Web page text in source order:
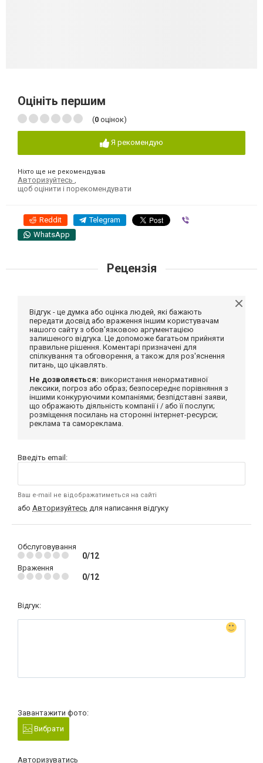
Оцініть першим
(0 оцінок)
Я рекомендую
Ніхто ще не рекомендував
Авторизуйтесь
щоб оцінити і порекомендувати
Reddit Telegram
WhatsApp
Рецензія
Відгук - це думка або оцінка людей, які бажають
передати досвід або враження іншим користувачам
нашого сайту з обов'язковою аргументацією
залишеного відгука. Це допоможе багатьом прийняти
правильне рішення. Коментарі призначені для
спілкування та обговорення, а також для роз'яснення
питань, що цікавлять.
Не дозволяється: використання ненормативної
лексики, погроз або образ; безпосереднє порівняння з
іншими конкуруючими компаніями; безпідставні заяви,
що ображають діяльність компанії і / або її послуги;
розміщення посилань на сторонні інтернет-ресурси;
реклама та самореклама.
Введіть email:
Ваш e-mail не відображатиметься на сайті
або Авторизуйтесь для написання відгуку
Обслуговування
0/12
Враження
0/12
Відгук:
Завантажити фото:
Вибрати
Авторизуватись